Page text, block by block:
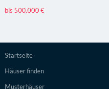
bis 500.000 €
Startseite
Häuser finden
Musterhäuser